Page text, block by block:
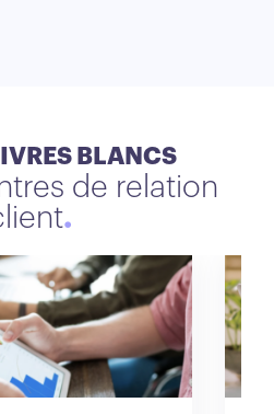
BLANCS
de relation